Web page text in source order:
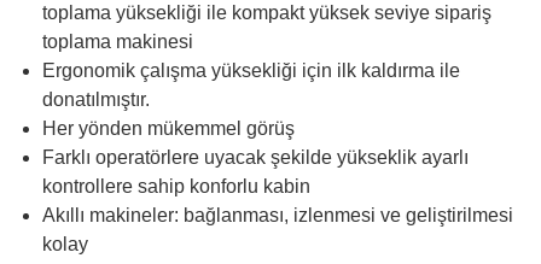
toplama yüksekliği ile kompakt yüksek seviye sipariş
toplama makinesi
Ergonomik çalışma yüksekliği için ilk kaldırma ile
donatılmıştır.
Her yönden mükemmel görüş
Farklı operatörlere uyacak şekilde yükseklik ayarlı
kontrollere sahip konforlu kabin
Akıllı makineler: bağlanması, izlenmesi ve geliştirilmesi
kolay